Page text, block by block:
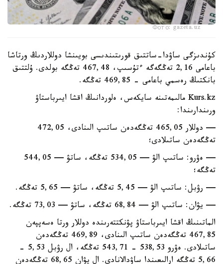
Фото: gazeta.uz
كۇندىزگى ساۋدا-ساتتىق قورىتىندىسى بويىنشا دوللاردىڭ ورتاشا
باعامى 2,16 تەڭگەگە ءتۇسىپ، 467,48 تەڭگە بولدى. ۇلتتىق
بانكتىڭ رەسمي باعامى - 469,85 تەڭگە.
Kurs.kz مالىمەتىنە سايكەس، ەلوردانىڭ اقشا ايىرباستاۋ
ورىندارىندا:
— دوللار 465,05 تەڭگەدەن ساتىپ الىنادى، 472,05
تەڭگەدەن ساتىلادى؛
— ەۋرو: ساتىپ الۋ — 534,05 تەڭگە، ساتۋ — 544,05
تەڭگە؛
— رۋبل: ساتىپ الۋ — 5,45 تەڭگە، ساتۋ — 5,65 تەڭگە.
— يۋان: ساتىپ الۋ — 68,84 تەڭگە، ساتۋ — 73,03 تەڭگە.
الماتىنىڭ اقشا ايىرباستاۋ پۋنكتتەرىندە دوللار ورتا ەسەپپەن
467,85 تەڭگەدەن ساتىپ الىنادى، 469,89 تەڭگەدەن
ساتىلادى. ەۋرو 538,53 - 543,71 تەڭگە، ال رۋبل 5,53 -
5,66 تەڭگە ارالىعىندا ساۋدالانادى. ال يۋان 68,65 تەڭگەدەن